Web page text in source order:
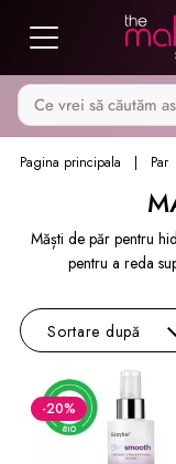
Caută pe
Pagina principala Par
Măști de păr pentru
pentru a reda
Sortare după
-20%